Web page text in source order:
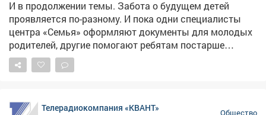
И в продолжении темы. Забота о будущем детей
проявляется по-разному. И пока одни специалисты
центра «Семья» оформляют документы для молодых
родителей, другие помогают ребятам постарше
обрести то, что нельзя купить в магазине, -
уверенность в себе.
Телерадиокомпания «КВАНТ» Общество